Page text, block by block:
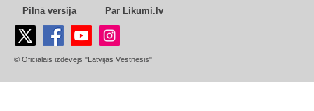
Pilnā versija
Par Likumi.lv
© Oficiālais izdevējs "Latvijas Vēstnesis"